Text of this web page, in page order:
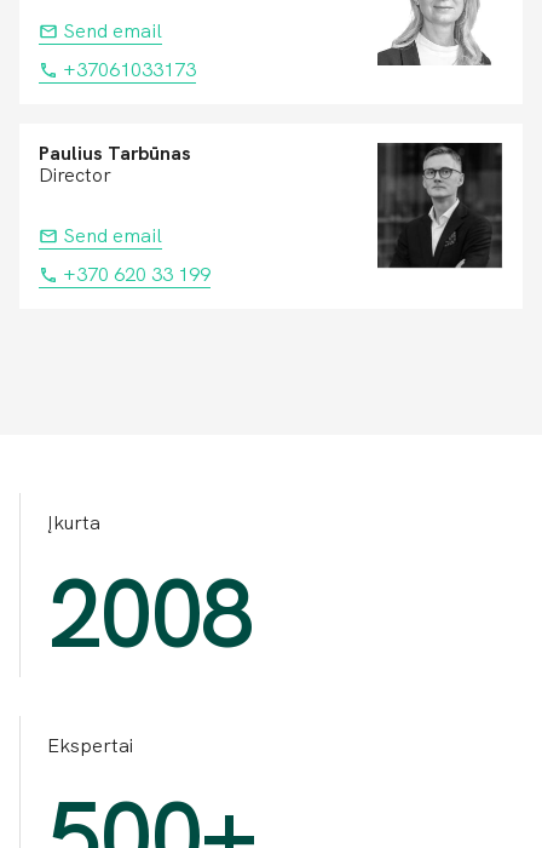
Send email
+37061033173
Paulius Tarbūnas
Director
Send email
+370 620 33 199
Įkurta
2008
Ekspertai